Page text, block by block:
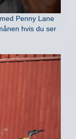
Penny Lane
hvis du ser